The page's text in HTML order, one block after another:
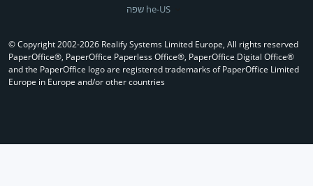
שפה he-US
© Copyright 2002-2026 Realify Systems Limited Europe, All rights reserved
PaperOffice®, PaperOffice Paperless Office®, PaperOffice Digital Office®
and the PaperOffice logo are registered trademarks of PaperOffice Limited
Europe in Europe and/or other countries